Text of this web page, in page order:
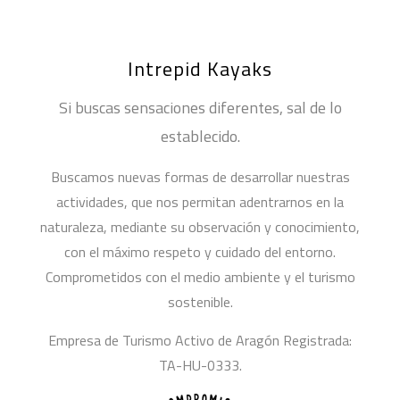
Intrepid Kayaks
Si buscas sensaciones diferentes, sal de lo
establecido.
Buscamos nuevas formas de desarrollar nuestras
actividades, que nos permitan adentrarnos en la
naturaleza, mediante su observación y conocimiento,
con el máximo respeto y cuidado del entorno.
Comprometidos con el medio ambiente y el turismo
sostenible.
Empresa de Turismo Activo de Aragón Registrada:
TA-HU-0333.